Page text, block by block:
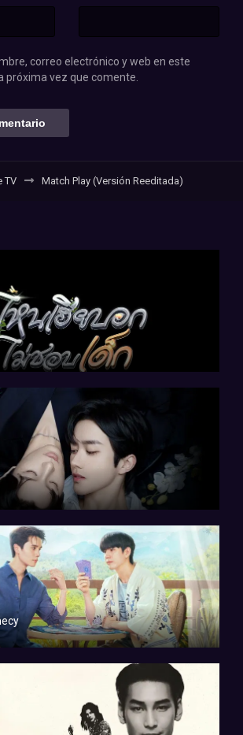
correo electrónico y web en este
próxima vez que comente.
TV Match Play (Versión Reeditada)